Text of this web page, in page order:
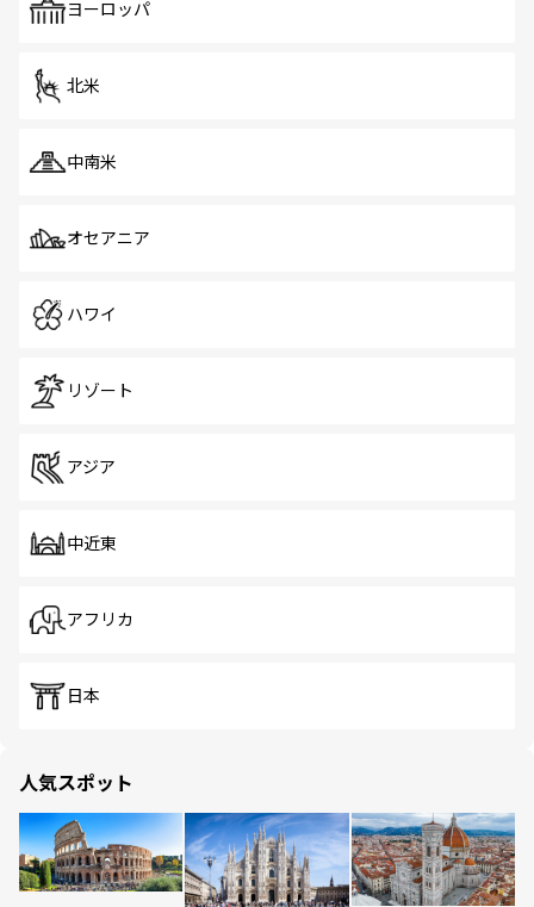
ヨーロッパ
北米
中南米
オセアニア
ハワイ
リゾート
アジア
中近東
アフリカ
日本
人気スポット